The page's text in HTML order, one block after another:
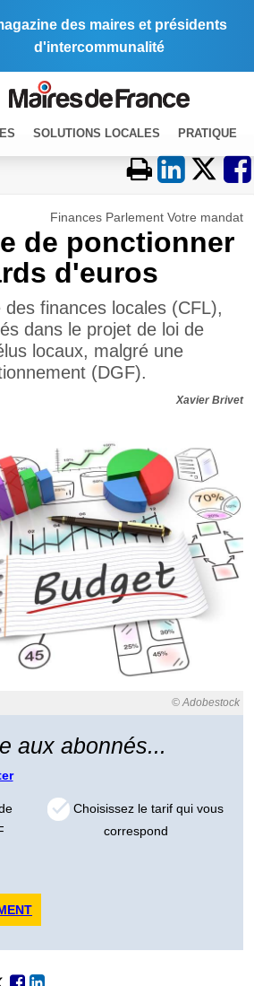
des maires et présidents
d'intercommunalité
SOLUTIONS LOCALES PRATIQUE
Finances Parlement Votre mandat
de ponctionner
d'euros
finances locales (CFL),
dans le projet de loi de
locaux, malgré une
(DGF).
Xavier Brivet
© Adobestock
aux abonnés...
Choisissez le tarif qui vous
correspond